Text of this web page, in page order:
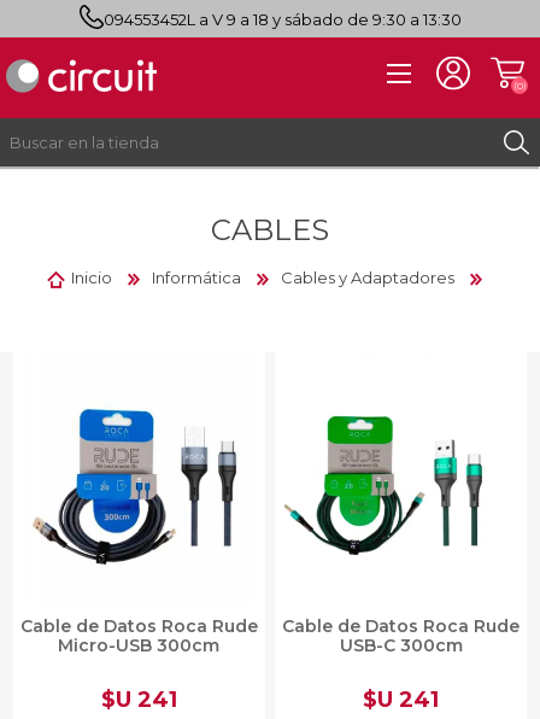
094553452L a V 9 a 18 y sábado de 9:30 a 13:30
INICIAR SESIÓN
(0)
CABLES
Inicio Informática Cables y Adaptadores
Cable de Datos Roca Rude
Micro-USB 300cm
$U 241
Cable de Datos Roca Rude
USB-C 300cm
$U 241